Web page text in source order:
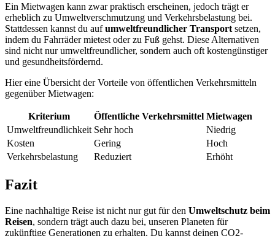
Ein Mietwagen kann zwar praktisch erscheinen, jedoch trägt er
erheblich zu Umweltverschmutzung und Verkehrsbelastung bei.
Stattdessen kannst du aufumweltfreundlicher Transport setzen,
indem du Fahrräder mietest oder zu Fuß gehst. Diese Alternativen
sind nicht nur umweltfreundlicher, sondern auch oft kostengünstiger
und gesundheitsfördernd.
Hier eine Übersicht der Vorteile von öffentlichen Verkehrsmitteln
gegenüber Mietwagen:
Kriterium Öffentliche Verkehrsmittel Mietwagen
Umweltfreundlichkeit Sehr hoch
Niedrig
Kosten
Gering
Hoch
Verkehrsbelastung
Reduziert Erhöht
Fazit
Eine nachhaltige Reise ist nicht nur gut für den Umweltschutz beim
Reisen, sondern trägt auch dazu bei, unseren Planeten für
zukünftige Generationen zu erhalten. Du kannst deinen CO2-